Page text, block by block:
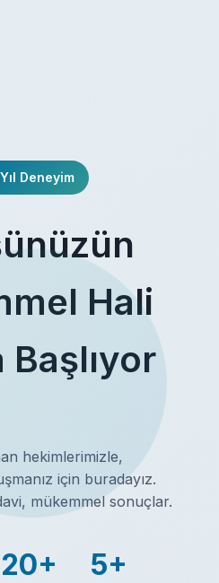
Deneyim
Hali
Başlıyor
hekimlerimizle,
için buradayız.
mükemmel sonuçlar.
20+ 5+